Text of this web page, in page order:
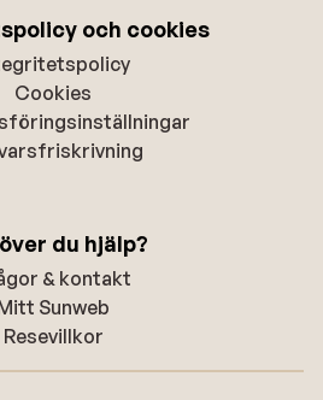
och cookies
Cookies
du hjälp?
& kontakt
Sunweb
Resevillkor